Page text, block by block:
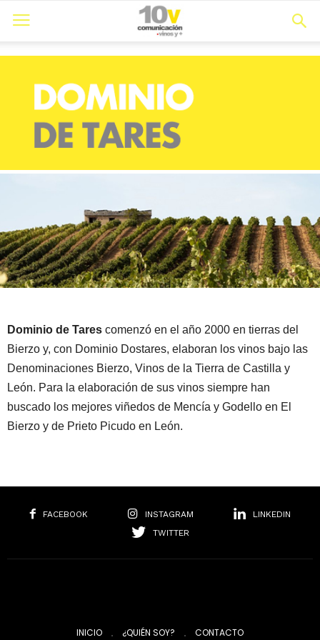
Dominio de Tares comenzó en el año 2000 en tierras del
Bierzo y, con Dominio Dostares, elaboran los vinos bajo las
Denominaciones Bierzo, Vinos de la Tierra de Castilla y
León. Para la elaboración de sus vinos siempre han
buscado los mejores viñedos de Mencía y Godello en El
Bierzo y de Prieto Picudo en León.
FACEBOOK INSTAGRAM
LINKEDIN
TWITTER
INICIO ¿QUIÉN SOY? CONTACTO